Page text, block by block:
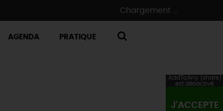
Chargement ...
AGENDA PRATIQUE
AddToAny (share)
est désactivé.
J'ACCEPTE